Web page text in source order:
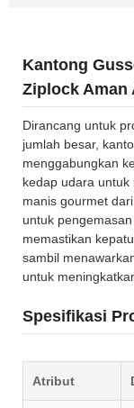
Kantong
Ziplock Aman
Dirancang untuk
jumlah besar,
menggabungkan
kedap udara
manis gourmet
untuk
memastikan
sambil
untuk
Spesifikasi
Atribut